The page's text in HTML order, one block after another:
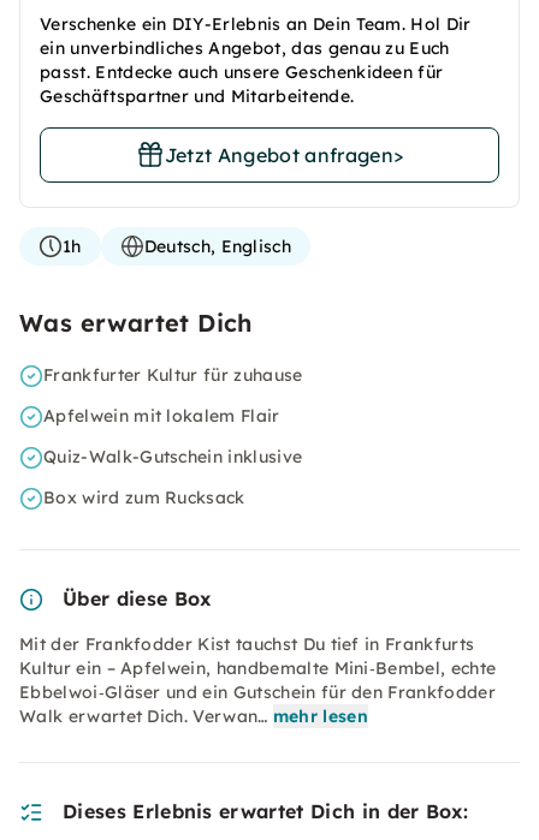
Verschenke ein DIY-Erlebnis an Dein Team. Hol Dir
ein unverbindliches Angebot, das genau zu Euch
passt. Entdecke auch unsere Geschenkideen für
Geschäftspartner und Mitarbeitende.
Jetzt Angebot anfragen>
1h Deutsch, Englisch
Was erwartet Dich
Frankfurter Kultur für zuhause
Apfelwein mit lokalem Flair
Quiz-Walk-Gutschein inklusive
Box wird zum Rucksack
Über diese Box
Mit der Frankfodder Kist tauchst Du tief in Frankfurts
Kultur ein – Apfelwein, handbemalte Mini‑Bembel, echte
Ebbelwoi‑Gläser und ein Gutschein für den Frankfodder
Walk erwartet Dich. Verwan… mehr lesen
Dieses Erlebnis erwartet Dich in der Box: